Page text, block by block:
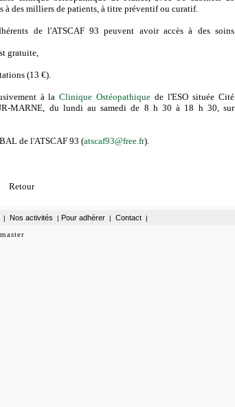
à des milliers de patients, à titre préventif ou curatif.
de l'ATSCAF 93 peuvent avoir accès à des soins
gratuite,
(13 €).
à laClinique Ostéopathique de l'ESO située Cité
MARNE, du lundi au samedi de 8 h 30 à 18 h 30, sur
de l'ATSCAF 93 (atscaf93@free.fr).
Retour
| Nos activités | Pour adhérer | Contact |